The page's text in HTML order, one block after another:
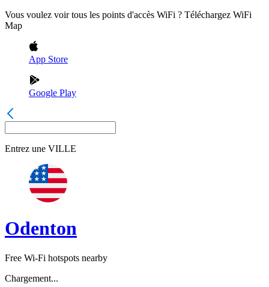
Vous voulez voir tous les points d'accès WiFi ? Téléchargez WiFi
Map
App Store
Google Play
Entrez une VILLE
Odenton
Free Wi-Fi hotspots nearby
Chargement...